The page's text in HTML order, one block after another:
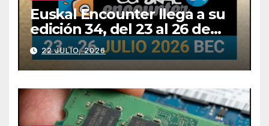
Euskal Encounter llega a su
edición 34, del 23 al 26 de
julio
22 JULIO, 2026